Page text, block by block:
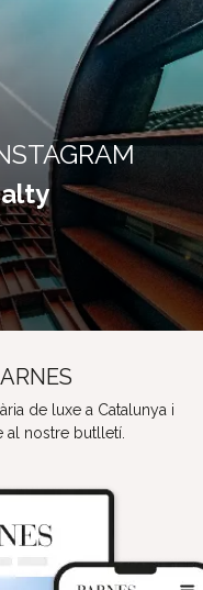
de luxe a Catalunya i
al nostre butlletí.